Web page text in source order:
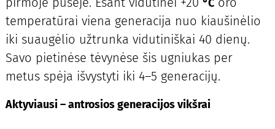
°C
temperatūrai viena generacija nuo kiaušinėlio
iki suaugėlio užtrunka vidutiniškai 40 dienų.
Savo pietinėse tėvynėse šis ugniukas per
metus spėja išvystyti iki 4–5 generacijų.
Aktyviausi – antrosios generacijos vikšrai